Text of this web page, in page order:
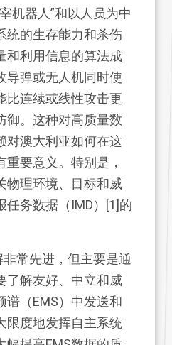
机器人”和以人员为中
统的生存能力和杀伤
和利用信息的算法成
导弹或无人机同时使
比连续或线性攻击更
御。这种对高质量数
对澳大利亚如何在这
要意义。特别是，
物理环境、目标和威
任务数据（IMD）[1]的
常先进，但主要是通
了解友好、中立和威
谱（EMS）中发送和
限度地发挥自主系统